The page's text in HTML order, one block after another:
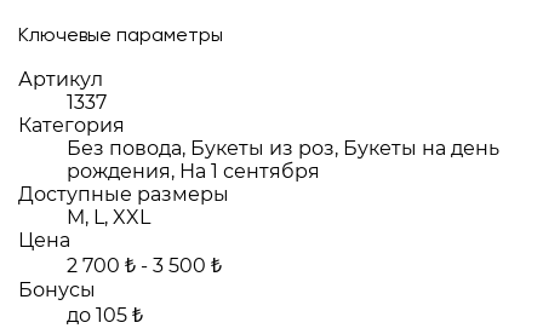
Ключевые параметры
Артикул
1337
Категория
Без повода, Букеты из роз, Букеты на день
рождения, На 1 сентября
Доступные размеры
M, L, XXL
Цена
2 700 ₺ - 3 500 ₺
Бонусы
до 105 ₺